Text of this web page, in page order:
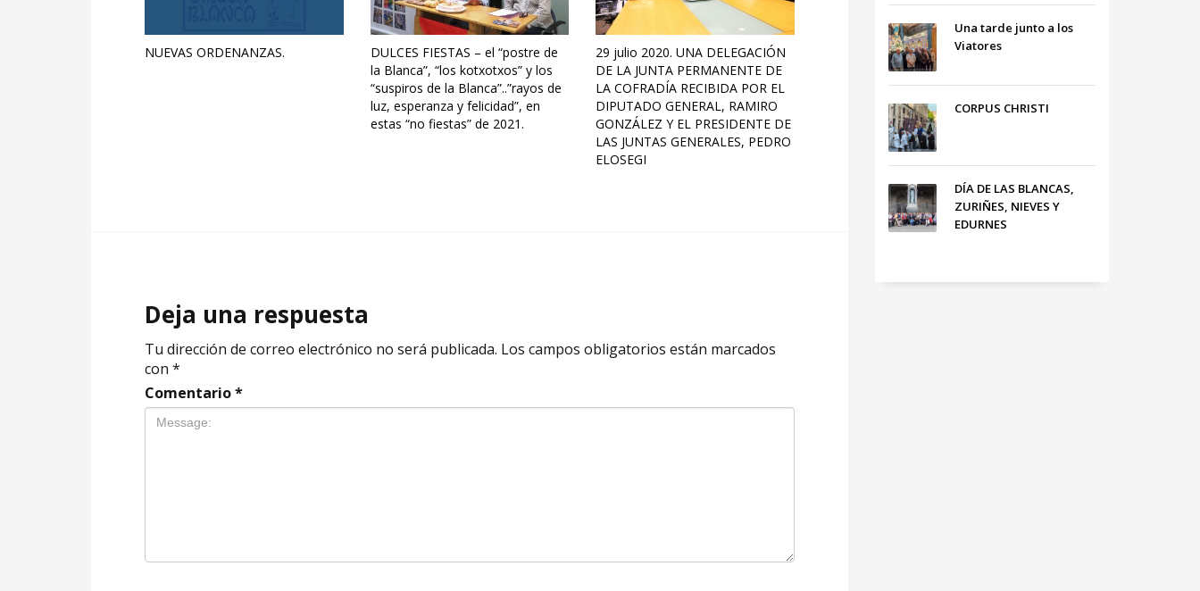
NUEVAS ORDENANZAS.
DULCES FIESTAS – el “postre de
la Blanca”, “los kotxotxos” y los
“suspiros de la Blanca”..”rayos de
luz, esperanza y felicidad”, en
estas “no fiestas” de 2021.
29 julio 2020. UNA DELEGACIÓN
DE LA JUNTA PERMANENTE DE
LA COFRADÍA RECIBIDA POR EL
DIPUTADO GENERAL, RAMIRO
GONZÁLEZ Y EL PRESIDENTE DE
LAS JUNTAS GENERALES, PEDRO
ELOSEGI
Deja una respuesta
Tu dirección de correo electrónico no será publicada. Los campos obligatorios están marcados
con *
Comentario*
Una tarde junto a los
Viatores
CORPUS CHRISTI
DÍA DE LAS BLANCAS,
ZURIÑES, NIEVES Y
EDURNES